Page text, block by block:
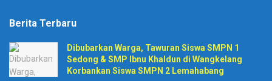
Berita Terbaru
Dibubarkan Warga, Tawuran Siswa SMPN 1
Sedong & SMP Ibnu Khaldun di Wangkelang
Korbankan Siswa SMPN 2 Lemahabang